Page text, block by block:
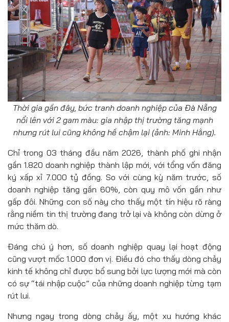
Thời gia gần đây, bức tranh doanh nghiệp của Đà Nẵng
nổi lên với 2 gam màu: gia nhập thị trường tăng mạnh
nhưng rút lui cũng không hề chậm lại (ảnh: Minh Hằng).
Chỉ trong 03 tháng đầu năm 2026, thành phố ghi nhận
gần 1.820 doanh nghiệp thành lập mới, với tổng vốn đăng
ký xấp xỉ 7.000 tỷ đồng. So với cùng kỳ năm trước, số
doanh nghiệp tăng gần 60%, còn quy mô vốn gần như
gấp đôi. Những con số này cho thấy một tín hiệu rõ ràng
rằng niềm tin thị trường đang trở lại và không còn dừng ở
mức thăm dò.
Đáng chú ý hơn, số doanh nghiệp quay lại hoạt động
cũng vượt mốc 1.000 đơn vị. Điều đó cho thấy dòng chảy
kinh tế không chỉ được bổ sung bởi lực lượng mới mà còn
có sự “tái nhập cuộc” của những doanh nghiệp từng tạm
rút lui.
Nhưng ngay trong dòng chảy ấy, một xu hướng khác